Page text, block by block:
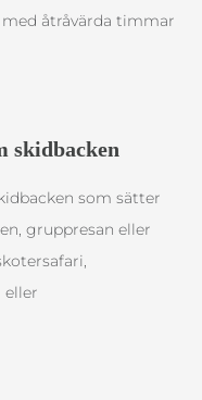
åtråvärda timmar
skidbacken
som sätter
gruppresan eller
eller